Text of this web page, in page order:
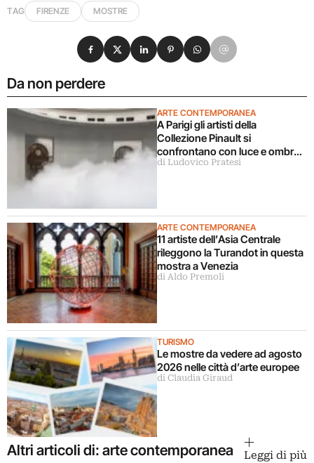
TAG FIRENZE MOSTRE
Da non perdere
ARTE CONTEMPORANEA
A Parigi gli artisti della
Collezione Pinault si
confrontano con luce e ombra
in una grande mostra
di Ludovico Pratesi
ARTE CONTEMPORANEA
11 artiste dell’Asia Centrale
rileggono la Turandot in questa
mostra a Venezia
di Aldo Premoli
TURISMO
Le mostre da vedere ad agosto
2026 nelle città d’arte europee
di Claudia Giraud
Condividi su Facebook
Condividi su X
Condividi su LinkedIn
Condividi su Pinterest
Condividi su WhatsApp
Condividi su Email
Altri articoli di: arte contemporanea Leggi di più